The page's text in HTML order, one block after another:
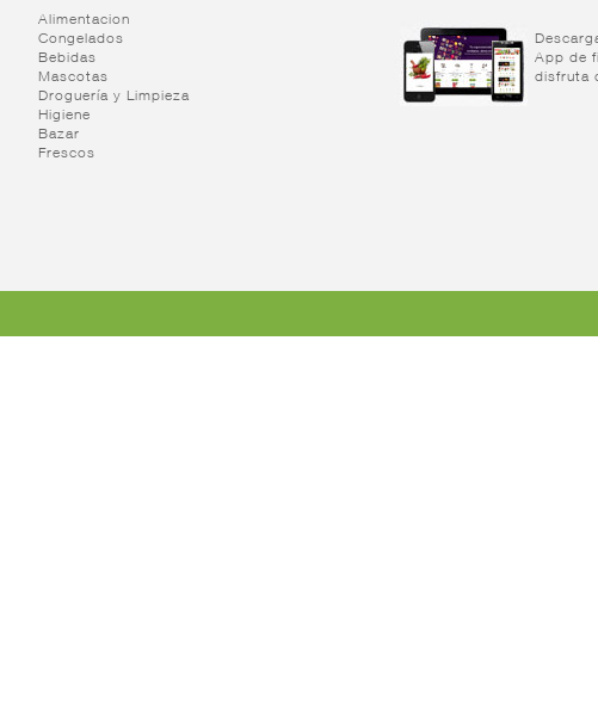
Alimentacion
Congelados
Bebidas
Mascotas
Droguería y Limpieza
Higiene
Bazar
Frescos
App de
disfruta